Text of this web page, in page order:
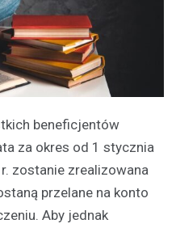
beneficjentów
za okres od 1 stycznia
zostanie zrealizowana
przelane na konto
Aby jednak